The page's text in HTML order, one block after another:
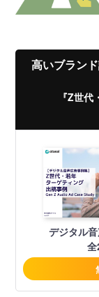
高いブラン
『Z世
デジタル
全